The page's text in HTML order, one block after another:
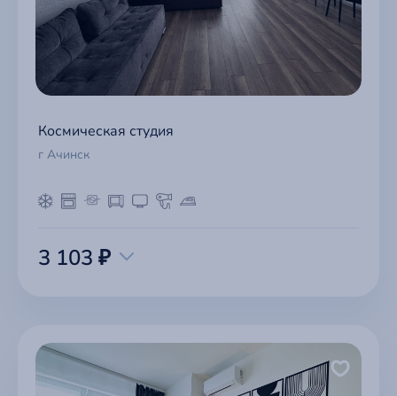
Космическая студия
г Ачинск
3 103 ₽